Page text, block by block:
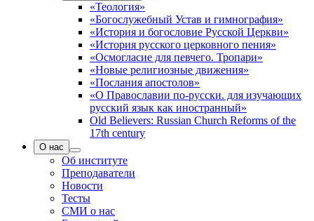
«Теология»
«Богослужебный Устав и гимнография»
«История и богословие Русской Церкви»
«История русского церковного пения»
«Осмогласие для певчего. Тропари»
«Новые религиозные движения»
«Послания апостолов»
«О Православии по-русски. для изучающих
русский язык как иностранный»
Old Believers: Russian Church Reforms of the
17th century
О нас
Об институте
Преподаватели
Новости
Тесты
СМИ о нас